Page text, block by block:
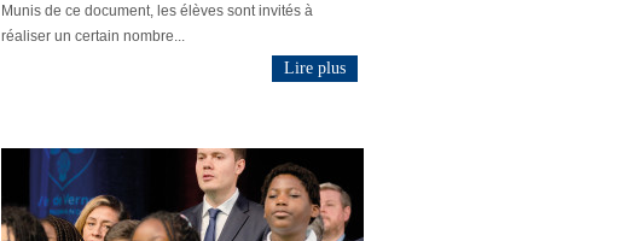
Munis de ce document, les élèves sont invités à
réaliser un certain nombre...
Lire plus